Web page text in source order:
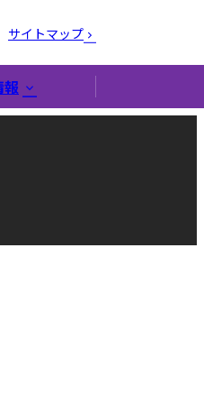
サイトマップ
報